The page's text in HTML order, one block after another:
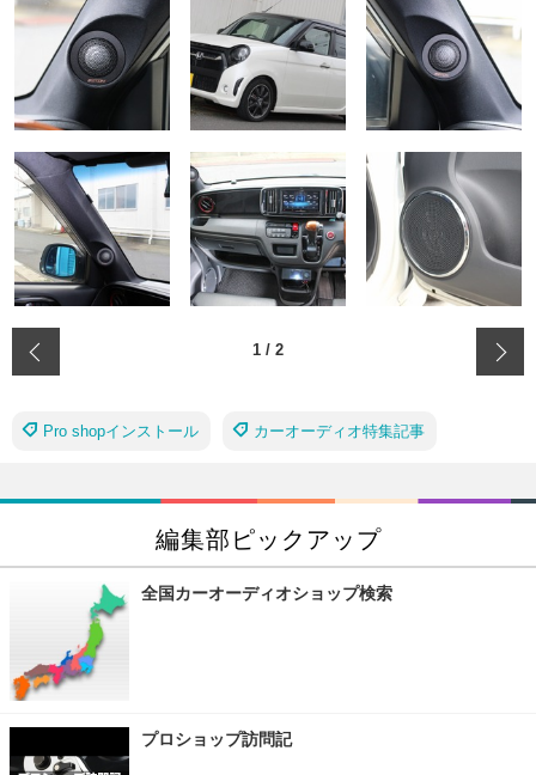
1 / 2
Pro shopインストール カーオーディオ特集記事
編集部ピックアップ
全国カーオーディオショップ検索
プロショップ訪問記